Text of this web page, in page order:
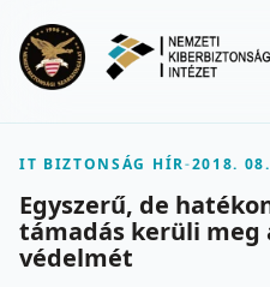
IT BIZTONSÁG HÍR-2018.
Egyszerű, de
támadás kerüli meg
védelmét